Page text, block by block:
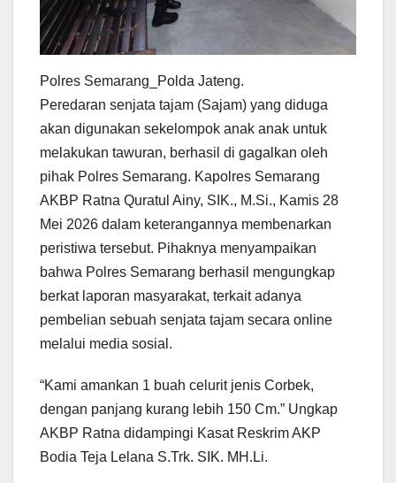
Polres Semarang_Polda Jateng.
Peredaran senjata tajam (Sajam) yang diduga
akan digunakan sekelompok anak anak untuk
melakukan tawuran, berhasil di gagalkan oleh
pihak Polres Semarang. Kapolres Semarang
AKBP Ratna Quratul Ainy, SIK., M.Si., Kamis 28
Mei 2026 dalam keterangannya membenarkan
peristiwa tersebut. Pihaknya menyampaikan
bahwa Polres Semarang berhasil mengungkap
berkat laporan masyarakat, terkait adanya
pembelian sebuah senjata tajam secara online
melalui media sosial.
“Kami amankan 1 buah celurit jenis Corbek,
dengan panjang kurang lebih 150 Cm.” Ungkap
AKBP Ratna didampingi Kasat Reskrim AKP
Bodia Teja Lelana S.Trk. SIK. MH.Li.